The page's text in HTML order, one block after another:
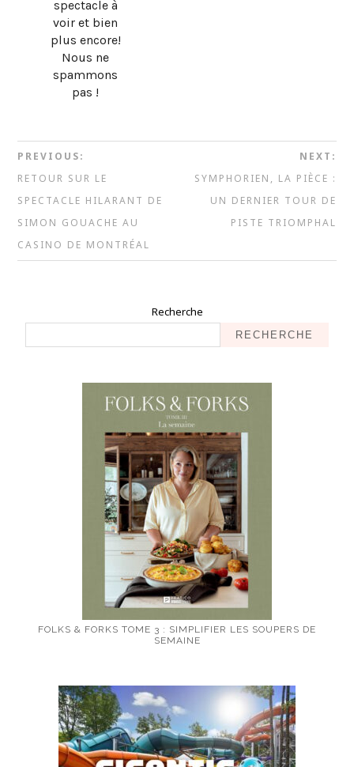
spectacle à
voir et bien
plus encore!
Nous ne
spammons
pas !
PREVIOUS:
RETOUR SUR LE
SPECTACLE HILARANT DE
SIMON GOUACHE AU
CASINO DE MONTRÉAL
NEXT:
SYMPHORIEN, LA PIÈCE :
UN DERNIER TOUR DE
PISTE TRIOMPHAL
Recherche
RECHERCHE
FOLKS & FORKS TOME 3 : SIMPLIFIER LES SOUPERS DE
SEMAINE